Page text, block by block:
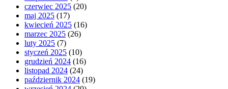
czerwiec 2025 (20)
maj 2025 (17)
kwiecień 2025 (16)
marzec 2025 (26)
luty 2025 (7)
styczeń 2025 (10)
grudzień 2024 (16)
listopad 2024 (24)
październik 2024 (19)